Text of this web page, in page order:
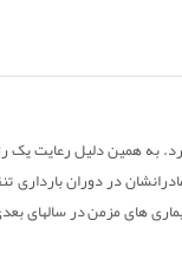
به همین دلیل رعایت یک
در دوران بارداری
های مزمن در سالهای